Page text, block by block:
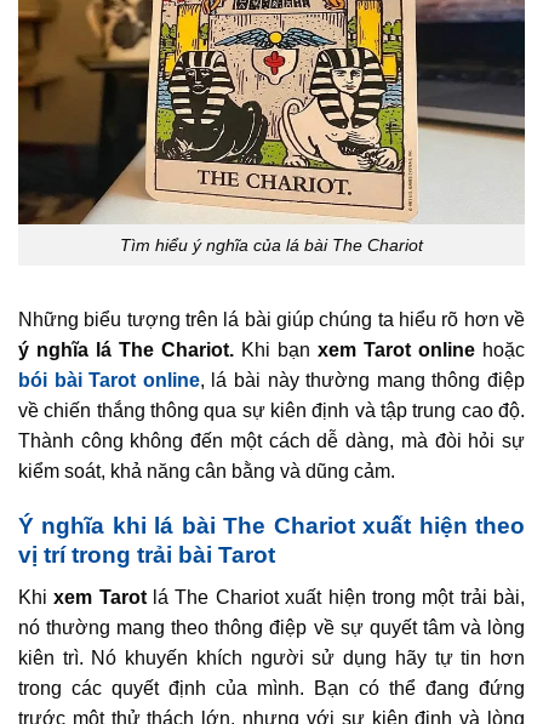
Tìm hiểu ý nghĩa của lá bài The Chariot
Những biểu tượng trên lá bài giúp chúng ta hiểu rõ hơn về
ý nghĩa lá The Chariot. Khi bạn xem Tarot online hoặc
bói bài Tarot online, lá bài này thường mang thông điệp
về chiến thắng thông qua sự kiên định và tập trung cao độ.
Thành công không đến một cách dễ dàng, mà đòi hỏi sự
kiểm soát, khả năng cân bằng và dũng cảm.
Ý nghĩa khi lá bài The Chariot xuất hiện theo
vị trí trong trải bài Tarot
Khi xem Tarotlá The Chariot xuất hiện trong một trải bài,
nó thường mang theo thông điệp về sự quyết tâm và lòng
kiên trì. Nó khuyến khích người sử dụng hãy tự tin hơn
trong các quyết định của mình. Bạn có thể đang đứng
trước một thử thách lớn, nhưng với sự kiên định và lòng